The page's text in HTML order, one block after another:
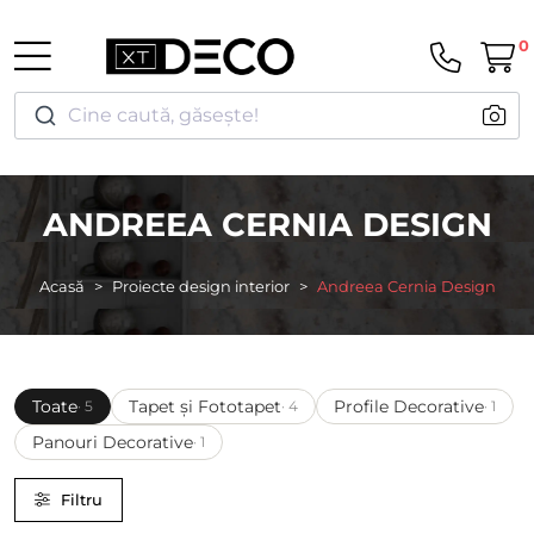
Cine caută, găsește!
0
ANDREEA CERNIA DESIGN
Acasă Proiecte design interior Andreea Cernia Design
Toate· 5 Tapet și Fototapet· 4 Profile Decorative· 1
Panouri Decorative· 1
Filtru